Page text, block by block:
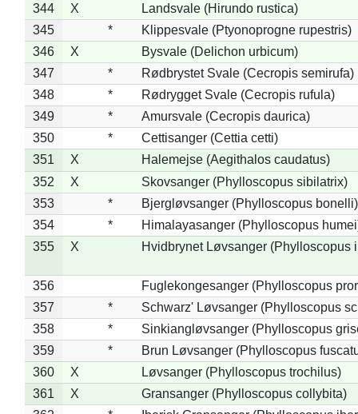
344
X
Landsvale (Hirundo rustica)
345
*
Klippesvale (Ptyonoprogne rupestris)
346
X
Bysvale (Delichon urbicum)
347
*
Rødbrystet Svale (Cecropis semirufa)
348
*
Rødrygget Svale (Cecropis rufula)
349
*
Amursvale (Cecropis daurica)
350
*
Cettisanger (Cettia cetti)
351
X
Halemejse (Aegithalos caudatus)
352
X
Skovsanger (Phylloscopus sibilatrix)
353
*
Bjergløvsanger (Phylloscopus bonelli)
354
*
Himalayasanger (Phylloscopus
355
X Hvidbrynet Løvsanger (Phylloscopus
356
Fuglekongesanger (Phylloscopus
357
*
Schwarz' Løvsanger (Phylloscopus
358
*
Sinkiangløvsanger (Phylloscopus
359
*
Brun Løvsanger (Phylloscopus
360
X
Løvsanger (Phylloscopus trochilus)
361
X
Gransanger (Phylloscopus collybita)